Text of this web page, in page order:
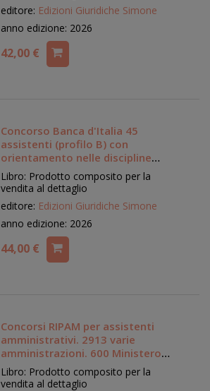
editore: Edizioni Giuridiche Simone
anno edizione: 2026
42,00 €
Concorso Banca d'Italia 45
assistenti (profilo B) con
orientamento nelle discipline
economiche. Manuale per la
preparazione
Libro: Prodotto composito per la
vendita al dettaglio
editore: Edizioni Giuridiche Simone
anno edizione: 2026
44,00 €
Concorsi RIPAM per assistenti
amministrativi. 2913 varie
amministrazioni. 600 Ministero
della Difesa. Quiz commentati per
la prova scritta unica
Libro: Prodotto composito per la
vendita al dettaglio